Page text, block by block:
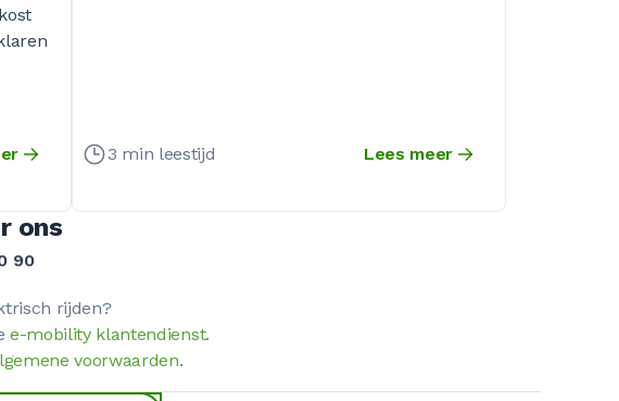
3 min leestijd Lees meer
ons
90
rijden?
e-mobility klantendienst.
voorwaarden.